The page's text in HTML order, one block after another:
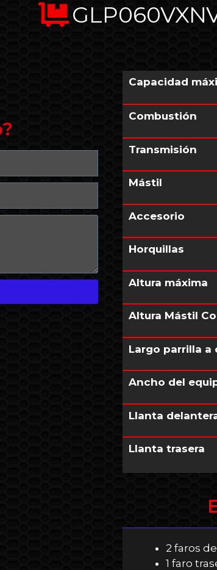
Capacidad
Combustión
Transmisión
Mástil
Accesorio
Horquillas
Altura máxima
Altura Mástil
Largo parrilla a
Ancho del
Llanta
Llanta trasera
2 faros
1 faro